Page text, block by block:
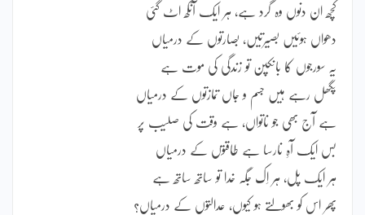
کچھ ان دنوں وہ گرد ہے، ہر ایک آنکھ اٹ گئی
دھواں ہوئیں بصیرتیں، بصارتوں کے درمیاں
یہ سورجوں کا بانکپن تو زندگی کی موت ہے
پگھل رہے ہیں جسم و جاں تمازتوں کے درمیاں
ہے آج بھی جو ناتواں، ہے وقت کی صلیب پر
بس ایک آہِ نارسا ہے طاقتوں کے درمیاں
ہر ایک پل، ہر اِک جگہ خدا تو ساتھ ساتھ ہے
پھر اس کو بھولتے ہو کیوں، عدالتوں کے درمیاں؟